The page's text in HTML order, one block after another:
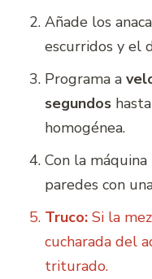
Añade los
escurridos y el
Programa a
segundos
homogénea.
Con la
paredes con
Truco: Si la
cucharada del
triturado.